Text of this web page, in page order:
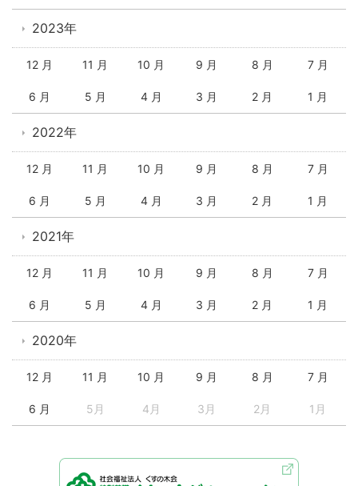
2023年
12 月 11 月 10 月 9 月 8 月 7 月
6 月 5 月 4 月 3 月 2 月 1 月
2022年
12 月 11 月 10 月 9 月 8 月 7 月
6 月 5 月 4 月 3 月 2 月 1 月
2021年
12 月 11 月 10 月 9 月 8 月 7 月
6 月 5 月 4 月 3 月 2 月 1 月
2020年
12 月 11 月 10 月 9 月 8 月 7 月
6 月 5月 4月 3月 2月 1月